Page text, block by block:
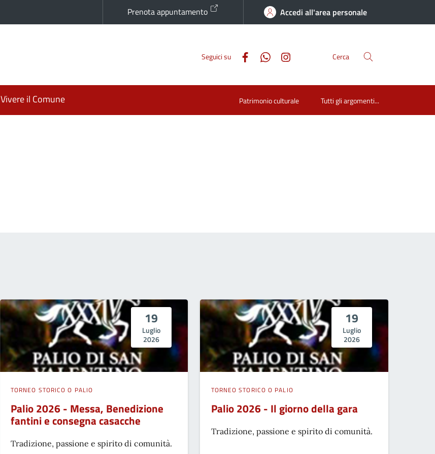
Prenota appuntamento Accedi all'area personale
Seguici su Cerca
Vivere il Comune Patrimonio culturale Tutti gli argomenti...
19
Luglio
2026
TORNEO STORICO O PALIO
Palio 2026 - Messa, Benedizione
fantini e consegna casacche
Tradizione, passione e spirito di comunità.
19
Luglio
2026
TORNEO STORICO O PALIO
Palio 2026 - Il giorno della gara
Tradizione, passione e spirito di comunità.